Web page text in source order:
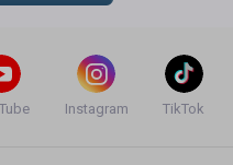
Instagram TikTok